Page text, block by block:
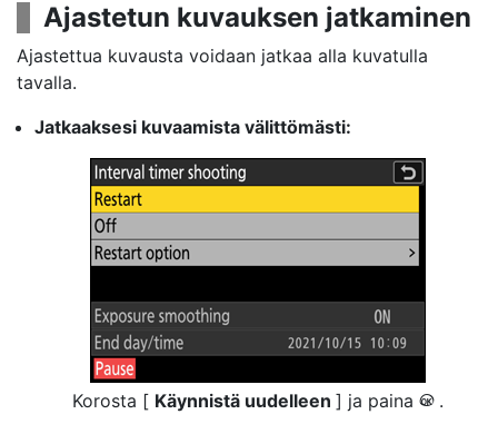
Ajastetun kuvauksen jatkaminen
Ajastettua kuvausta voidaan jatkaa alla kuvatulla
tavalla.
Jatkaaksesi kuvaamista välittömästi:
Korosta [ Käynnistä uudelleen ] ja paina J .